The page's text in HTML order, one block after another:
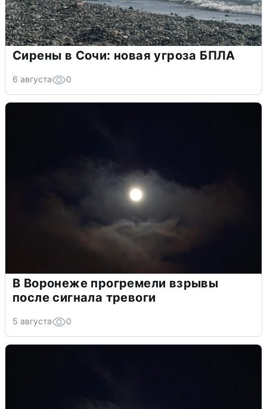
Сирены в Сочи: новая угроза БПЛА
6 августа 0
В Воронеже прогремели взрывы
после сигнала тревоги
5 августа 0